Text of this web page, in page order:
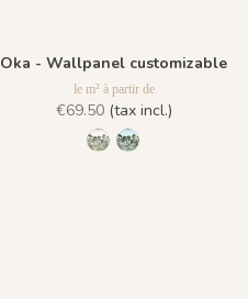
Oka - Wallpanel customizable
le m² à partir de
€69.50(tax incl.)
R031 - Rosée du Matin
R030 - Vert Forêt